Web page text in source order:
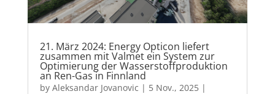
21. März 2024: Energy Opticon liefert
zusammen mit Valmet ein System zur
Optimierung der Wasserstoffproduktion
an Ren-Gas in Finnland
by Aleksandar Jovanovic | 5 Nov., 2025|